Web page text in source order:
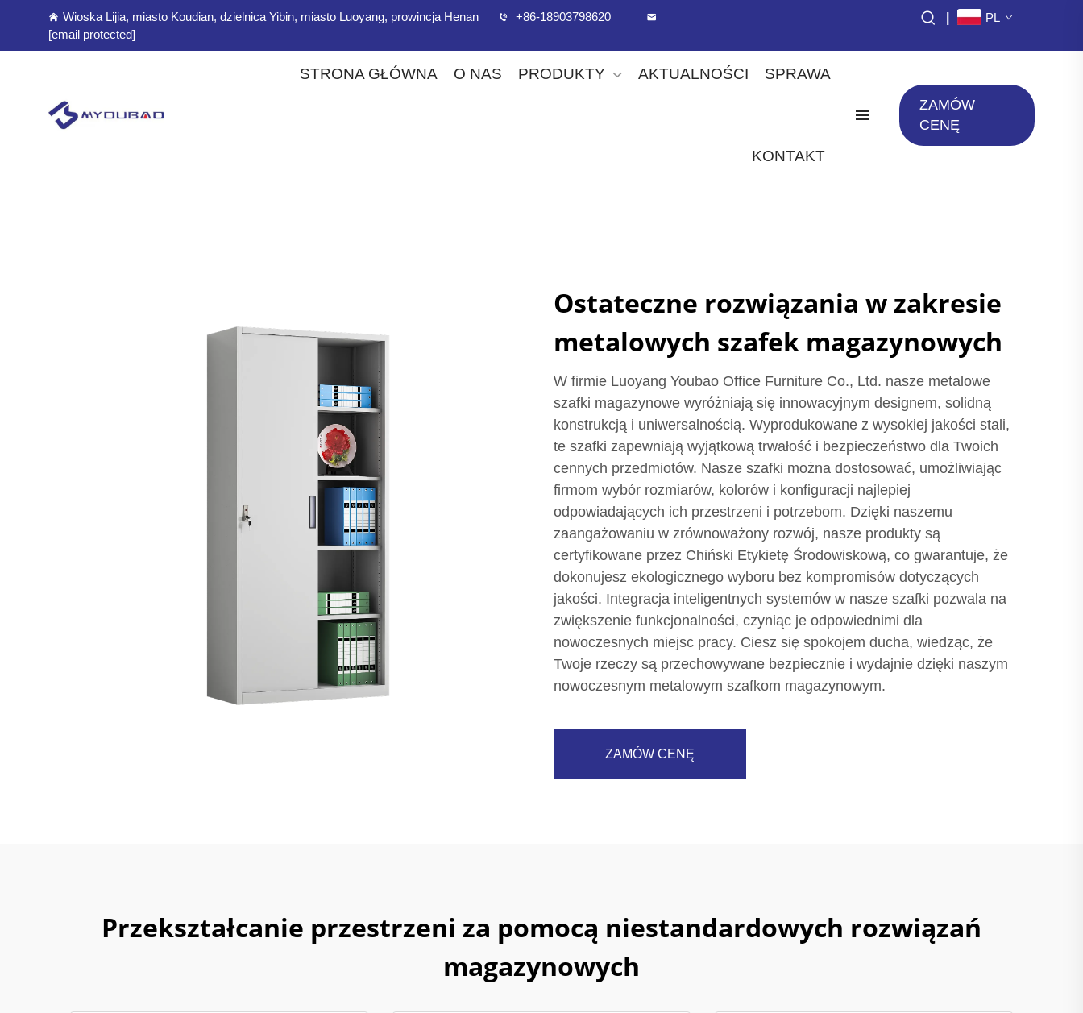
Wioska Lijia, miasto Koudian, dzielnica Yibin, miasto Luoyang, prowincja Henan
+86-18903798620
[email protected]
PL
STRONA GŁÓWNA O NAS PRODUKTY AKTUALNOŚCI SPRAWA
KONTAKT
ZAMÓW
CENĘ
Ostateczne rozwiązania w zakresie
metalowych szafek magazynowych
W firmie Luoyang Youbao Office Furniture Co., Ltd. nasze metalowe
szafki magazynowe wyróżniają się innowacyjnym designem, solidną
konstrukcją i uniwersalnością. Wyprodukowane z wysokiej jakości stali,
te szafki zapewniają wyjątkową trwałość i bezpieczeństwo dla Twoich
cennych przedmiotów. Nasze szafki można dostosować, umożliwiając
firmom wybór rozmiarów, kolorów i konfiguracji najlepiej
odpowiadających ich przestrzeni i potrzebom. Dzięki naszemu
zaangażowaniu w zrównoważony rozwój, nasze produkty są
certyfikowane przez Chiński Etykietę Środowiskową, co gwarantuje, że
dokonujesz ekologicznego wyboru bez kompromisów dotyczących
jakości. Integracja inteligentnych systemów w nasze szafki pozwala na
zwiększenie funkcjonalności, czyniąc je odpowiednimi dla
nowoczesnych miejsc pracy. Ciesz się spokojem ducha, wiedząc, że
Twoje rzeczy są przechowywane bezpiecznie i wydajnie dzięki naszym
nowoczesnym metalowym szafkom magazynowym.
ZAMÓW CENĘ
Przekształcanie przestrzeni za pomocą niestandardowych rozwiązań
magazynowych